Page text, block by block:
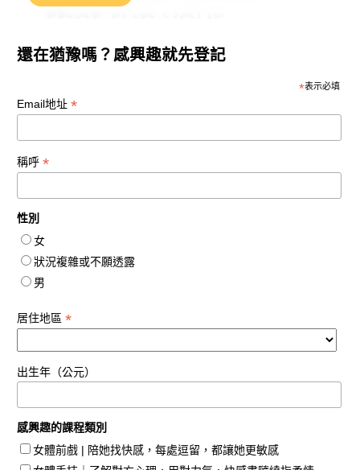
還在猶豫嗎？感興趣就先登記
*表示必填
Email地址 *
稱呼 *
性別
女
狀況複雜或不願透露
男
居住地區 *
出生年（公元）
感興趣的課程類別
女體前戲 | 陪她找快感，每處逗留，都讓她更敏感